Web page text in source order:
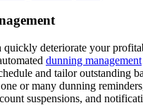
quickly deteriorate your
dunning management
and tailor outstanding
or many dunning
suspensions, and